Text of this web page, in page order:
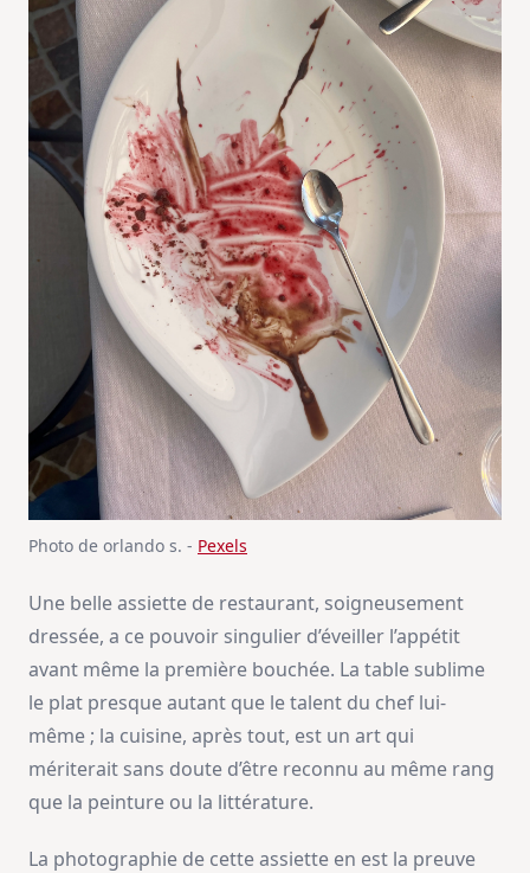
Photo de orlando s. - Pexels
Une belle assiette de restaurant, soigneusement
dressée, a ce pouvoir singulier d’éveiller l’appétit
avant même la première bouchée. La table sublime
le plat presque autant que le talent du chef lui-
même ; la cuisine, après tout, est un art qui
mériterait sans doute d’être reconnu au même rang
que la peinture ou la littérature.
La photographie de cette assiette en est la preuve